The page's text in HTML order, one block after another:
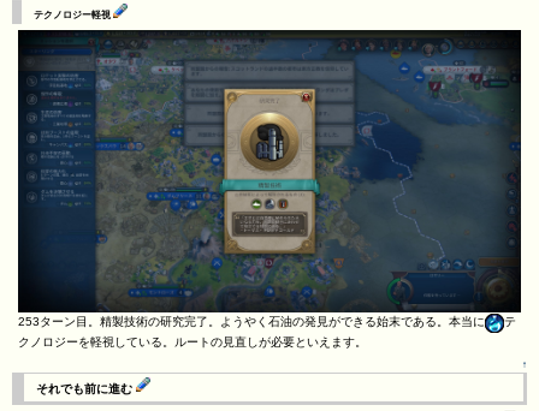
テクノロジー軽視
253ターン目。精製技術の研究完了。ようやく石油の発見ができる始末である。本当に
テ
クノロジーを軽視している。ルートの見直しが必要といえます。
↑
それでも前に進む